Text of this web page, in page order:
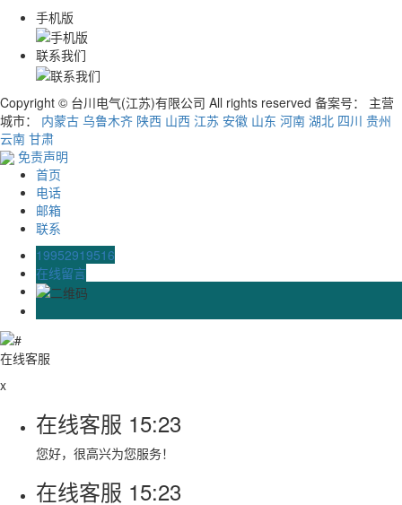
手机版
联系我们
Copyright © 台川电气(江苏)有限公司 All rights reserved 备案号：
主营
城市： 内蒙古 乌鲁木齐 陕西 山西 江苏 安徽 山东 河南 湖北 四川 贵州
云南 甘肃
免责声明
首页
电话
邮箱
联系
19952919516
在线留言
在线客服
x
在线客服 15:23
您好，很高兴为您服务！
在线客服 15:23